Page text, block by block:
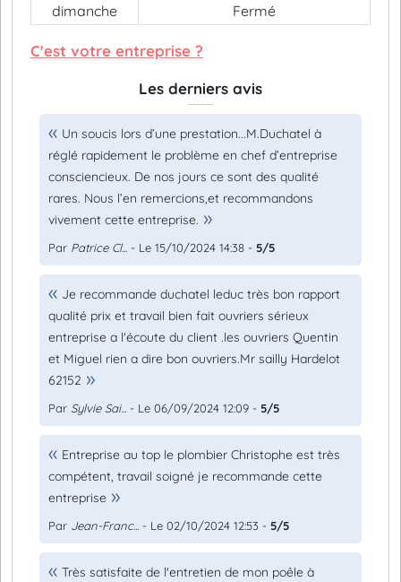
dimanche Fermé
C'est votre entreprise ?
Les derniers avis
Un soucis lors d’une prestation...M.Duchatel à
réglé rapidement le problème en chef d’entreprise
consciencieux. De nos jours ce sont des qualité
rares. Nous l’en remercions,et recommandons
vivement cette entreprise.
Par Patrice Cl... - Le 15/10/2024 14:38 - 5/5
Je recommande duchatel leduc très bon rapport
qualité prix et travail bien fait ouvriers sérieux
entreprise a l'écoute du client .les ouvriers Quentin
et Miguel rien a dire bon ouvriers.Mr sailly Hardelot
62152
Par Sylvie Sai... - Le 06/09/2024 12:09 - 5/5
Entreprise au top le plombier Christophe est très
compétent, travail soigné je recommande cette
entreprise
Par Jean-Franc... - Le 02/10/2024 12:53 - 5/5
Très satisfaite de l'entretien de mon poêle à